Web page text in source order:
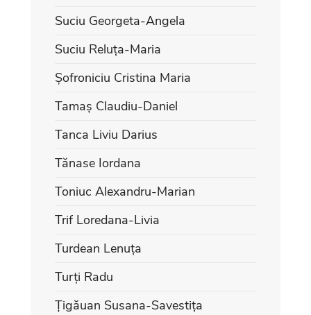
Suciu Georgeta-Angela
Suciu Reluța-Maria
Șofroniciu Cristina Maria
Tamaș Claudiu-Daniel
Tanca Liviu Darius
Tănase Iordana
Toniuc Alexandru-Marian
Trif Loredana-Livia
Turdean Lenuța
Turți Radu
Țigăuan Susana-Savestița